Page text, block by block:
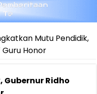
Mutu Pendidik,
Honor
Ridho